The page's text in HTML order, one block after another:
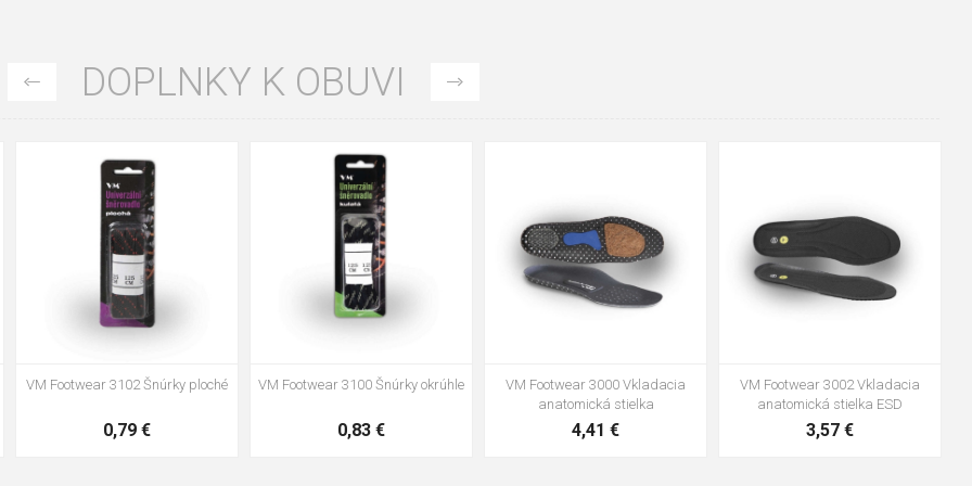
DOPLNKY K OBUVI
VM Footwear 3002 Vkladacia
3,57 €
37 39
47
VM Footwear 3900 Čistiaca huba
1,64 €
VM Footwear 3600 Impregnace
water stop
10,04 €
Vložka Bennon ABSORBA XTR
ESD
4,16 €